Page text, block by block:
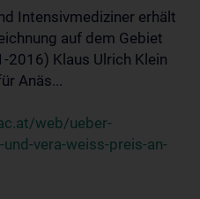
Intensivmediziner erhält
auf dem Gebiet
2016) Klaus Ulrich Klein
Anäs...
web/ueber-
vera-weiss-preis-an-